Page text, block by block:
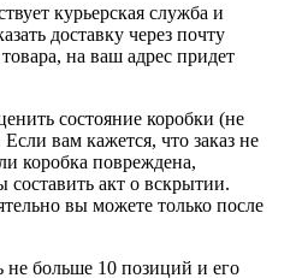
курьерская служба и
доставку через почту
на ваш адрес придет
состояние коробки (не
вам кажется, что заказ не
коробка повреждена,
составить акт о вскрытии.
вы можете только после
не больше 10 позиций и его